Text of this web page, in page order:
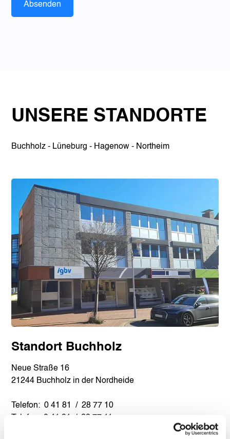
UNSERE STANDORTE
Buchholz - Lüneburg - Hagenow - Northeim
Standort Buchholz
Neue Straße 16
21244 Buchholz in der Nordheide
Telefon: 0 41 81 / 28 77 10
Telefax: 0 41 81 / 28 77 11